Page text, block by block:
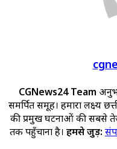
CGNews24 Team
समर्पित समूह। हमारा लक्ष्य
की प्रमुख घटनाओं की सबसे
तक पहुँचाना है। हमसे जुड़ें: